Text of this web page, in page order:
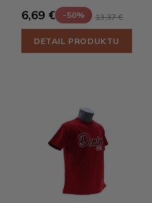
6,69 € -50% 13,37 €
DETAIL PRODUKTU